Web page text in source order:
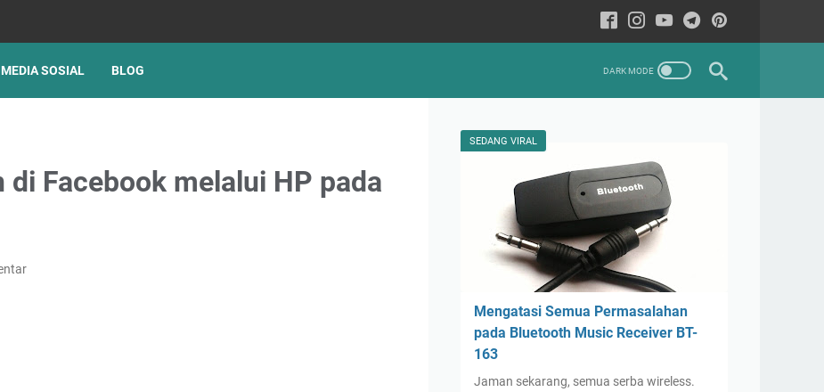
MEDIA SOSIAL BLOG
Facebook melalui HP pada
SEDANG VIRAL
Mengatasi Semua Permasalahan
pada Bluetooth Music Receiver BT-
163
Jaman sekarang, semua serba wireless.